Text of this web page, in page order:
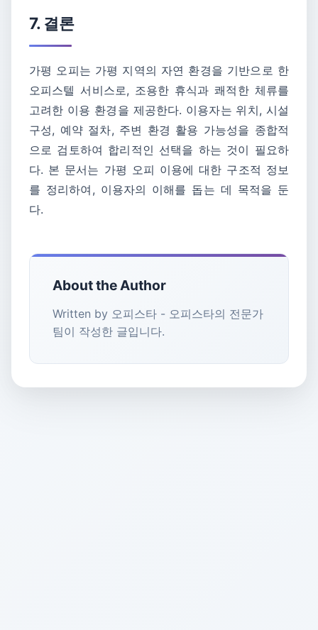
7. 결론
가평 오피는 가평 지역의 자연 환경을 기반으로 한
오피스텔 서비스로, 조용한 휴식과 쾌적한 체류를
고려한 이용 환경을 제공한다. 이용자는 위치, 시설
구성, 예약 절차, 주변 환경 활용 가능성을 종합적
으로 검토하여 합리적인 선택을 하는 것이 필요하
다. 본 문서는 가평 오피 이용에 대한 구조적 정보
를 정리하여, 이용자의 이해를 돕는 데 목적을 둔
다.
About the Author
Written by 오피스타 - 오피스타의 전문가
팀이 작성한 글입니다.